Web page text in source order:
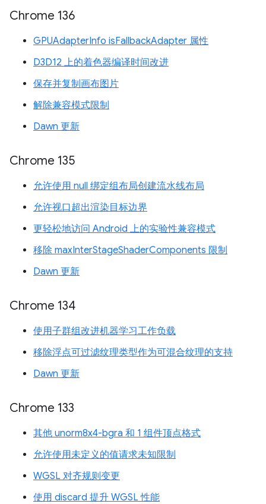
Chrome 136
GPUAdapterInfo isFallbackAdapter 属性
D3D12 上的着色器编译时间改进
保存并复制画布图片
解除兼容模式限制
Dawn 更新
Chrome 135
允许使用 null 绑定组布局创建流水线布局
允许视口超出渲染目标边界
更轻松地访问 Android 上的实验性兼容模式
移除 maxInterStageShaderComponents 限制
Dawn 更新
Chrome 134
使用子群组改进机器学习工作负载
移除浮点可过滤纹理类型作为可混合纹理的支持
Dawn 更新
Chrome 133
其他 unorm8x4-bgra 和 1 组件顶点格式
允许使用未定义的值请求未知限制
WGSL 对齐规则变更
使用 discard 提升 WGSL 性能